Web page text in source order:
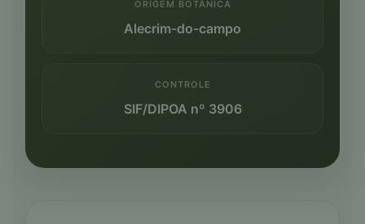
ORIGEM BOTÂNICA
Alecrim-do-campo
CONTROLE
SIF/DIPOA nº 3906